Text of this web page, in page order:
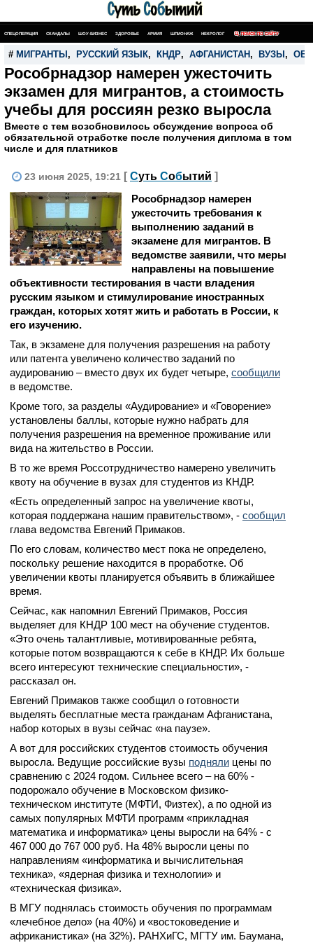
СПЕЦОПЕРАЦИЯ СКАНДАЛЫ ШОУ-БИЗНЕС ЗДОРОВЬЕ АРМИЯ ШПИОНАЖ НЕКРОЛОГ ПОИСК ПО САЙТУ
# МИГРАНТЫ , РУССКИЙ ЯЗЫК, КНДР, АФГАНИСТАН , ВУЗЫ ,
Рособрнадзор намерен ужесточить
экзамен для мигрантов, а стоимость
учебы для россиян резко выросла
Вместе с тем возобновилось обсуждение вопроса об
обязательной отработке после получения диплома в том
числе и для платников
23 июня 2025, 19:21 [ Суть Событий ]
Рособрнадзор намерен
ужесточить требования к
выполнению заданий в
экзамене для мигрантов. В
ведомстве заявили, что меры
направлены на повышение
объективности тестирования в части владения
русским языком и стимулирование иностранных
граждан, которых хотят жить и работать в России, к
его изучению.
Так, в экзамене для получения разрешения на работу
или патента увеличено количество заданий по
аудированию – вместо двух их будет четыре, сообщили
в ведомстве.
Кроме того, за разделы «Аудирование» и «Говорение»
установлены баллы, которые нужно набрать для
получения разрешения на временное проживание или
вида на жительство в России.
В то же время Россотрудничество намерено увеличить
квоту на обучение в вузах для студентов из КНДР.
«Есть определенный запрос на увеличение квоты,
которая поддержана нашим правительством», - сообщил
глава ведомства Евгений Примаков.
По его словам, количество мест пока не определено,
поскольку решение находится в проработке. Об
увеличении квоты планируется объявить в ближайшее
время.
Сейчас, как напомнил Евгений Примаков, Россия
выделяет для КНДР 100 мест на обучение студентов.
«Это очень талантливые, мотивированные ребята,
которые потом возвращаются к себе в КНДР. Их больше
всего интересуют технические специальности», -
рассказал он.
Евгений Примаков также сообщил о готовности
выделять бесплатные места гражданам Афганистана,
набор которых в вузы сейчас «на паузе».
А вот для российских студентов стоимость обучения
выросла. Ведущие российские вузы подняли цены по
сравнению с 2024 годом. Сильнее всего – на 60% -
подорожало обучение в Московском физико-
техническом институте (МФТИ, Физтех), а по одной из
самых популярных МФТИ программ «прикладная
математика и информатика» цены выросли на 64% - с
467 000 до 767 000 руб. На 48% выросли цены по
направлениям «информатика и вычислительная
техника», «ядерная физика и технологии» и
«техническая физика».
В МГУ поднялась стоимость обучения по программам
«лечебное дело» (на 40%) и «востоковедение и
африканистика» (на 32%). РАНХиГС, МГТУ им. Баумана,